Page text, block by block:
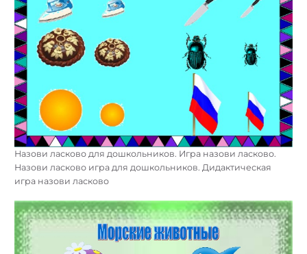
Назови ласково для дошкольников. Игра назови ласково.
Назови ласково игра для дошкольников. Дидактическая
игра назови ласково